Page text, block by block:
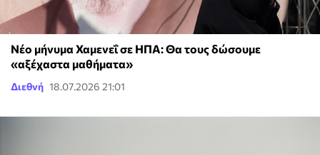
Νέο μήνυμα Χαμενεΐ σε ΗΠΑ: Θα τους δώσουμε
«αξέχαστα μαθήματα»
Διεθνή 18.07.2026 21:01